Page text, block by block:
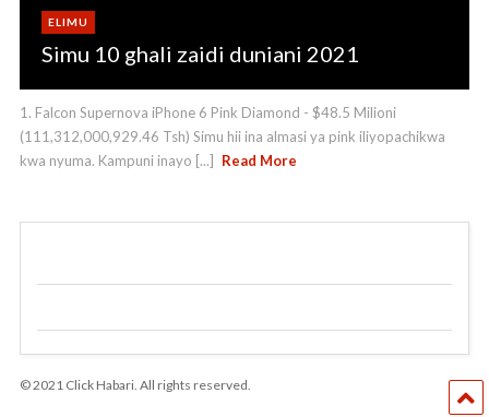
ELIMU
Simu 10 ghali zaidi duniani 2021
1. Falcon Supernova iPhone 6 Pink Diamond - $48.5 Milioni
(111,312,000,929.46 Tsh) Simu hii ina almasi ya pink iliyopachikwa
kwa nyuma. Kampuni inayo [...]
Read More
© 2021 Click Habari. All rights reserved.